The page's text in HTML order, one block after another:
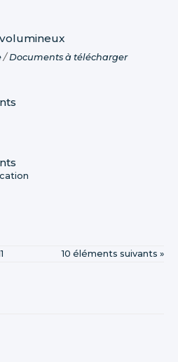
/Documents à télécharger
10 éléments suivants »